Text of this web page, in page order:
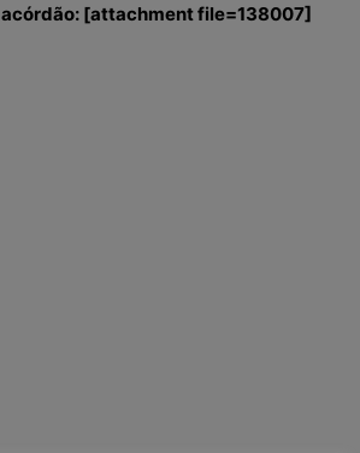
acórdão: [attachment file=138007]